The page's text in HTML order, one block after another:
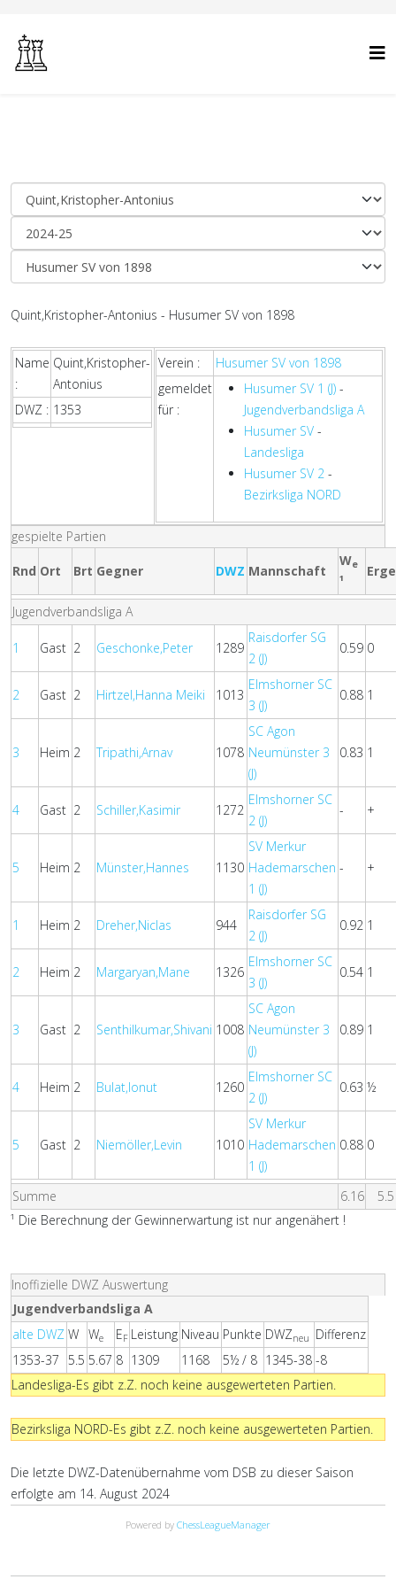
Quint,Kristopher-Antonius - Husumer SV von 1898
Name
:
Quint,Kristopher-
Antonius
DWZ : 1353
Verein :
Husumer SV von 1898
gemeldet
für :
Husumer SV 1 (J)-
Jugendverbandsliga A
Husumer SV-
Landesliga
Husumer SV 2-
Bezirksliga NORD
gespielte Partien
Rnd Ort Brt Gegner DWZ Mannschaft
We
¹
Jugendverbandsliga A
1 Gast 2 Geschonke,Peter 1289
Raisdorfer SG
2 (J)
0.59 0
2 Gast 2 Hirtzel,Hanna Meiki 1013
Elmshorner SC
3 (J)
0.88 1
3 Heim 2 Tripathi,Arnav 1078
SC Agon
Neumünster 3
(J)
0.83 1
4 Gast 2 Schiller,Kasimir 1272
Elmshorner SC
2 (J)
- +
5 Heim 2 Münster,Hannes 1130
SV Merkur
Hademarschen
1 (J)
- +
1 Heim 2 Dreher,Niclas 944
Raisdorfer SG
2 (J)
0.92 1
2 Heim 2 Margaryan,Mane 1326
Elmshorner SC
3 (J)
0.54 1
3 Gast 2 Senthilkumar,Shivani 1008
SC Agon
Neumünster 3
(J)
0.89 1
4 Heim 2 Bulat,Ionut 1260
Elmshorner SC
2 (J)
0.63 ½
5 Gast 2 Niemöller,Levin 1010
SV Merkur
Hademarschen
1 (J)
0.88 0
Summe 6.16
¹ Die Berechnung der Gewinnerwartung ist nur angenähert !
Inoffizielle DWZ Auswertung
Jugendverbandsliga A
alte DWZ W We EF Leistung Niveau Punkte DWZneu
Differenz
1353-37 5.5 5.67 8 1309 1168 5½ / 8 1345-38 -8
Landesliga-Es gibt z.Z. noch keine ausgewerteten Partien.
Bezirksliga NORD-Es gibt z.Z. noch keine ausgewerteten Partien.
Die letzte DWZ-Datenübernahme vom DSB zu dieser Saison
erfolgte am 14. August 2024
Powered by ChessLeagueManager